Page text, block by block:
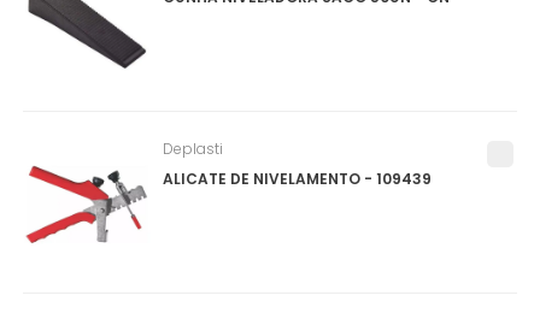
ALICATE DE NIVELAMENTO - 109439
Deplasti